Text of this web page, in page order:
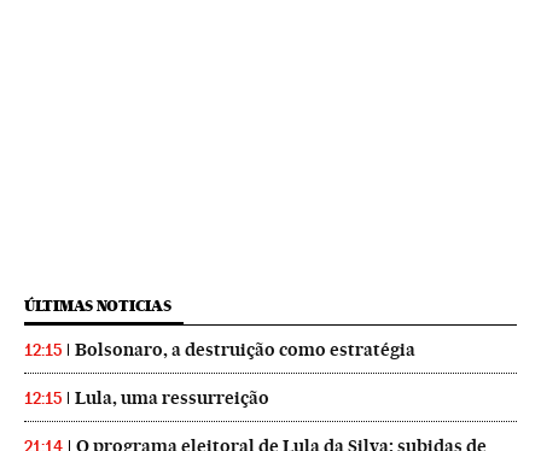
ÚLTIMAS NOTICIAS
12:15 Bolsonaro, a destruição como estratégia
12:15 Lula, uma ressurreição
21:14
O programa eleitoral de Lula da Silva: subidas de